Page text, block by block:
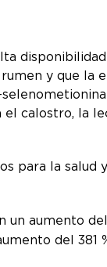
y que la
calostro, la
para la salud
aumento
del 381